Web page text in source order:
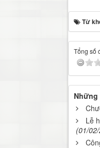
Từ
Tổng số
Lễ
(01/